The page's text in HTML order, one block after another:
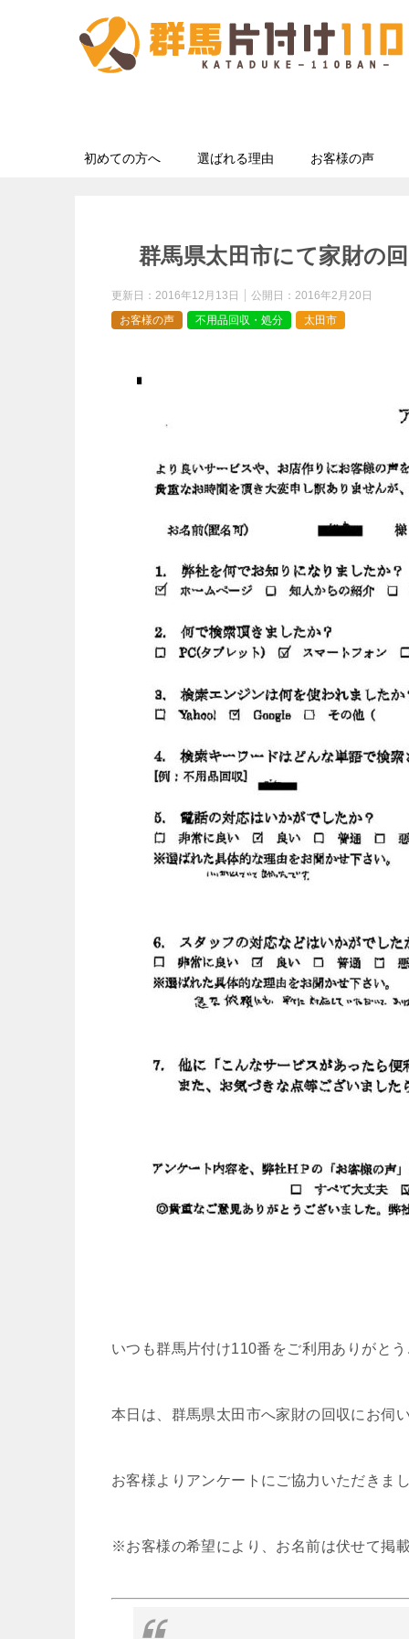
初めての方へ 選ばれる理由 お客様の声
群馬県太田市にて家財の
更新日： 2016年12月13日 公開日： 2016年2月20日
お客様の声
不用品回収・処分 太田市
いつも群馬片付け110番をご利用ありがと
本日は、群馬県太田市へ家財の回収にお伺
お客様よりアンケートにご協力いただきま
※お客様の希望により、お名前は伏せて掲